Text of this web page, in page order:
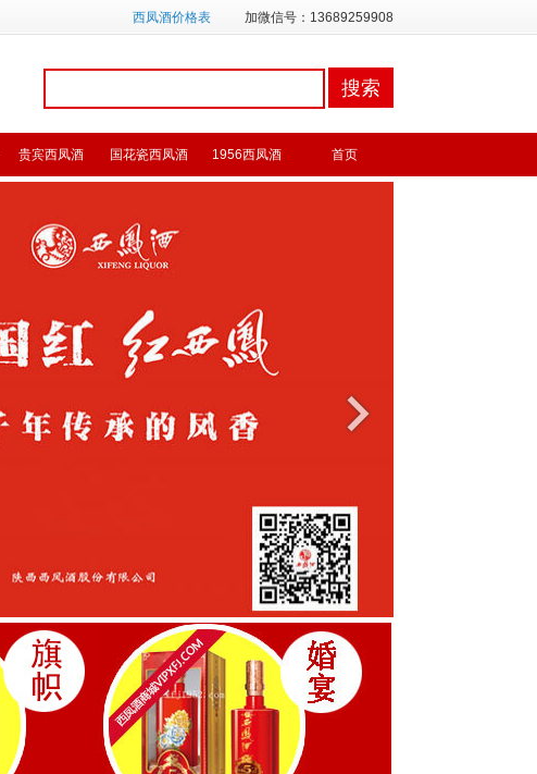
西凤酒价格表 加微信号：13689259908
首页
1956西凤酒
国花瓷西凤酒
贵宾西凤酒